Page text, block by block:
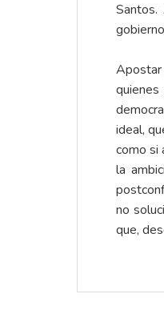
Apostar
ideal,
como si
la
no
que,